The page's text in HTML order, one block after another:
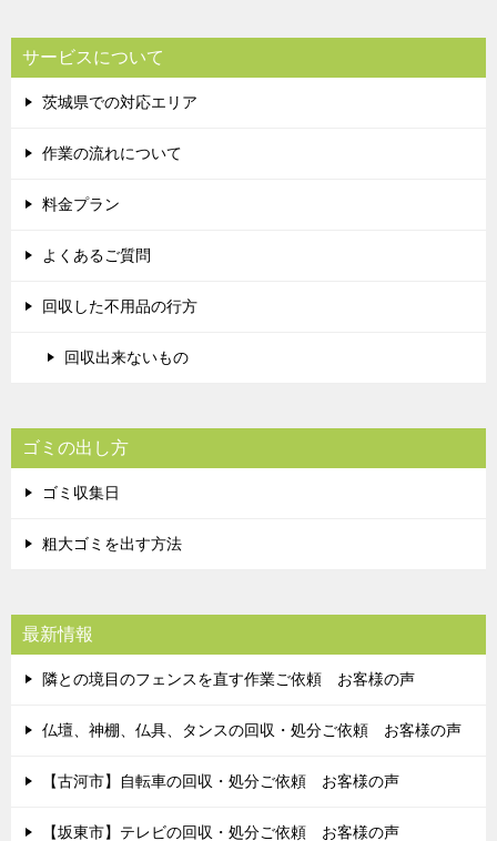
サービスについて
茨城県での対応エリア
作業の流れについて
料金プラン
よくあるご質問
回収した不用品の行方
回収出来ないもの
ゴミの出し方
ゴミ収集日
粗大ゴミを出す方法
最新情報
隣との境目のフェンスを直す作業ご依頼 お客様の声
仏壇、神棚、仏具、タンスの回収・処分ご依頼 お客様の声
【古河市】自転車の回収・処分ご依頼 お客様の声
【坂東市】テレビの回収・処分ご依頼 お客様の声